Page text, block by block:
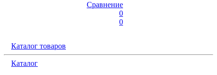
Сравнение
0
0
Каталог товаров
Каталог